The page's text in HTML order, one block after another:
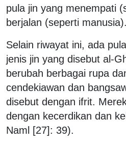
pula jin yang menempati
berjalan (seperti
Selain riwayat ini, ada
jenis jin yang disebut al-
berubah berbagai rupa
cendekiawan dan
disebut dengan ifrit.
dengan kecerdikan dan
Naml [27]: 39).